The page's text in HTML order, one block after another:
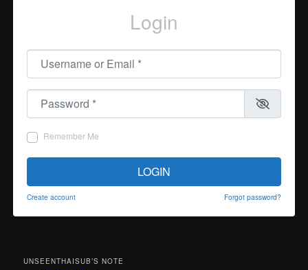
Login
Username or Email
Password
Remember Me
LOGIN
Create account Forgot password?
UNSEENTHAISUB’S NOTE